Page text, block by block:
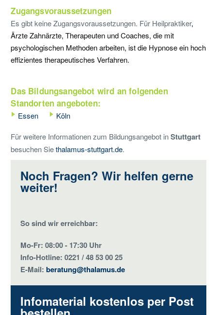
Zugangsvoraussetzungen
Es gibt keine Zugangsvoraussetzungen. Für Heilpraktiker,
Ärzte Zahnärzte, Therapeuten und Coaches, die mit
psychologischen Methoden arbeiten, ist die Hypnose ein hoch
effizientes therapeutisches Verfahren.
Das Bildungsangebot wird an folgenden
Standorten angeboten:
Essen Köln
Für weitere Informationen zum Bildungsangebot inStuttgart
besuchen Siethalamus-stuttgart.de.
Noch Fragen? Wir helfen gerne
weiter!
So sind wir erreichbar:
Mo-Fr: 08:00 - 17:30 Uhr
Info-Hotline: 0221 / 48 53 00 25
E-Mail:beratung@thalamus.de
Infomaterial kostenlos per Post